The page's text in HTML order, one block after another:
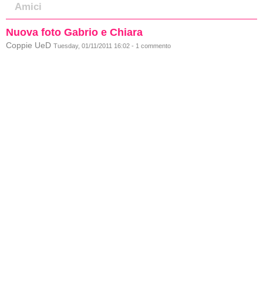
Amici
Nuova foto Gabrio e Chiara
Coppie UeD Tuesday, 01/11/2011 16:02 - 1 commento